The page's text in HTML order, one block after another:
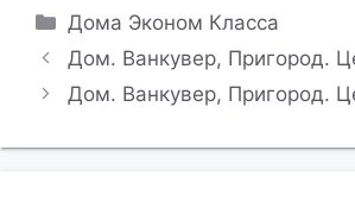
Рубрики
Дома Эконом Класса
Дом. Ванкувер, Пригород.
Дом. Ванкувер, Пригород.